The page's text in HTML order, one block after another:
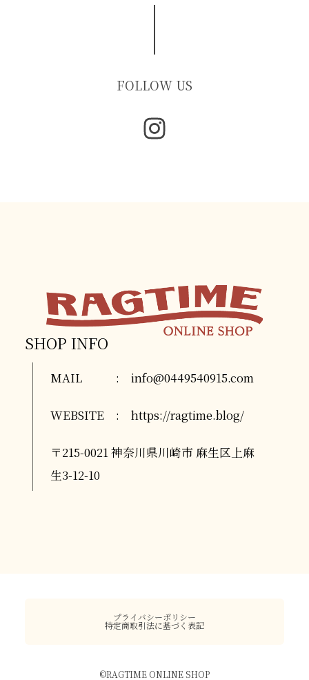
FOLLOW US
SHOP INFO
MAIL : info@0449540915.com
WEBSITE : https://ragtime.blog/
〒215-0021 神奈川県川崎市 麻生区上麻
生3-12-10
プライバシーポリシー
特定商取引法に基づく表記
©︎RAGTIME ONLINE SHOP